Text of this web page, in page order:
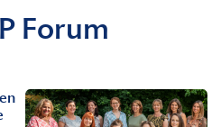
Forum